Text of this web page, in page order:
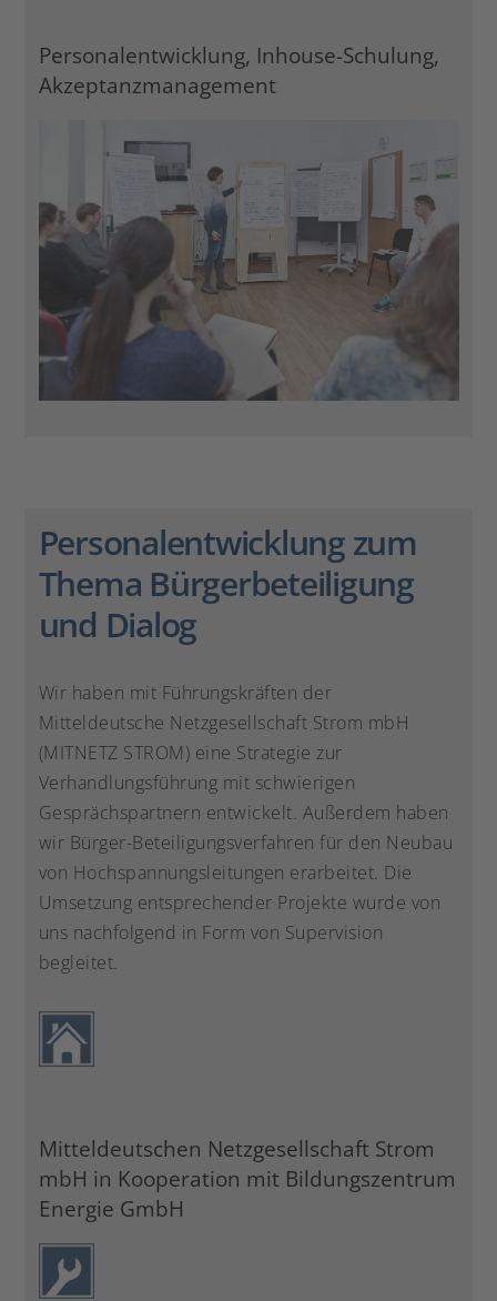
Personalentwicklung, Inhouse-Schulung,
Akzeptanzmanagement
Personalentwicklung zum
Thema Bürgerbeteiligung
und Dialog
Wir haben mit Führungskräften der
Mitteldeutsche Netzgesellschaft Strom mbH
(MITNETZ STROM) eine Strategie zur
Verhandlungsführung mit schwierigen
Gesprächspartnern entwickelt. Außerdem haben
wir Bürger-Beteiligungsverfahren für den Neubau
von Hochspannungsleitungen erarbeitet. Die
Umsetzung entsprechender Projekte wurde von
uns nachfolgend in Form von Supervision
begleitet.
Mitteldeutschen Netzgesellschaft Strom
mbH in Kooperation mit Bildungszentrum
Energie GmbH